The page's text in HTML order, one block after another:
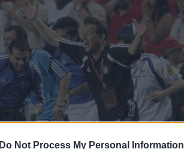
Do Not Process My Personal Information